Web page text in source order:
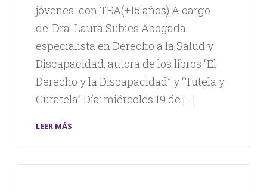
jóvenes con TEA(+15 años) A cargo
de: Dra. Laura Subies Abogada
especialista en Derecho a la Salud y
Discapacidad, autora de los libros “El
Derecho y la Discapacidad” y “Tutela y
Curatela” Día: miércoles 19 de […]
LEER MÁS